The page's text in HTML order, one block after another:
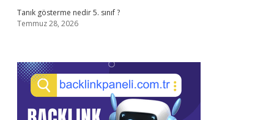
Tanık gösterme nedir 5. sınıf ?
Temmuz 28, 2026